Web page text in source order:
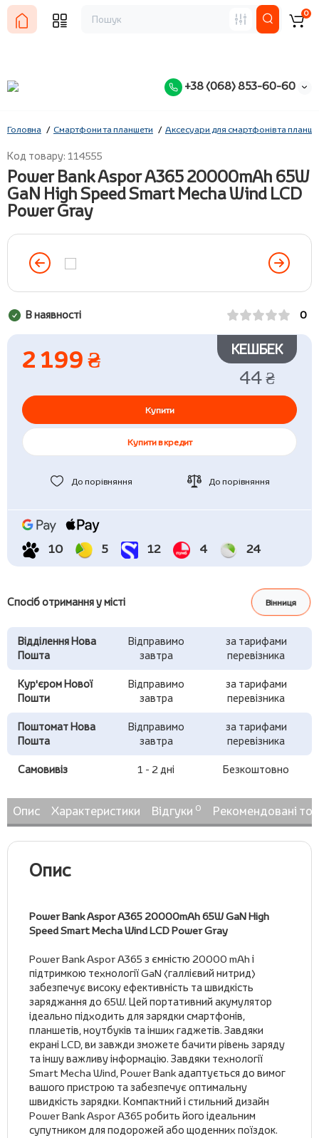
+38 (068) 853-60-60
0
Головна Смартфони та планшети Аксесуари для смартфонів та
Код товару: 114555
Power Bank Aspor A365 20000mAh 65W
GaN High Speed Smart Mecha Wind LCD
Power Gray
В наявності 0
2 199 ₴ КЕШБЕК
44 ₴
Купити
Купити в кредит
До порівняння До порівняння
10 5 12 4 24
Спосіб отримання у місті Вінниця
Відділення Нова
Пошта
Відправимо
завтра
за тарифами
перевізника
Кур'єром Нової
Пошти
Відправимо
завтра
за тарифами
перевізника
Поштомат Нова
Пошта
Відправимо
завтра
за тарифами
перевізника
Самовивіз 1 - 2 дні Безкоштовно
Опис Характеристики Відгуки 0 Рекомендовані
Опис
Power Bank Aspor A365 20000mAh 65W GaN High
Speed Smart Mecha Wind LCD Power Gray
Power Bank Aspor A365 з ємністю 20000 mAh і
підтримкою технології GaN (галлієвий нитрид)
забезпечує високу ефективність та швидкість
заряджання до 65W. Цей портативний акумулятор
ідеально підходить для зарядки смартфонів,
планшетів, ноутбуків та інших гаджетів. Завдяки
екрані LCD, ви завжди зможете бачити рівень заряду
та іншу важливу інформацію. Завдяки технології
Smart Mecha Wind, Power Bank адаптується до вимог
вашого пристрою та забезпечує оптимальну
швидкість зарядки. Компактний і стильний дизайн
Power Bank Aspor A365 робить його ідеальним
супутником для подорожей або щоденних поїздок.